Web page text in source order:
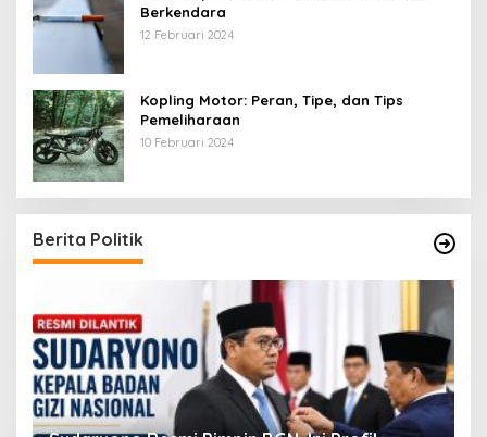
Berkendara
12 Februari 2024
Kopling Motor: Peran, Tipe, dan Tips
Pemeliharaan
10 Februari 2024
Berita Politik